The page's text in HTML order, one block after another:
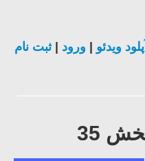
آپلود ویدئو ورود |ثبت نام